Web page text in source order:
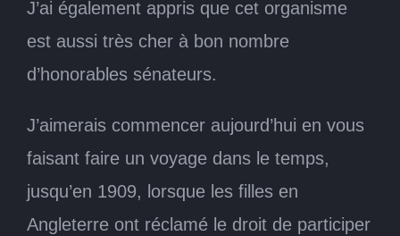
J’ai également appris que cet organisme
est aussi très cher à bon nombre
d’honorables sénateurs.
J’aimerais commencer aujourd’hui en vous
faisant faire un voyage dans le temps,
jusqu’en 1909, lorsque les filles en
Angleterre ont réclamé le droit de participer